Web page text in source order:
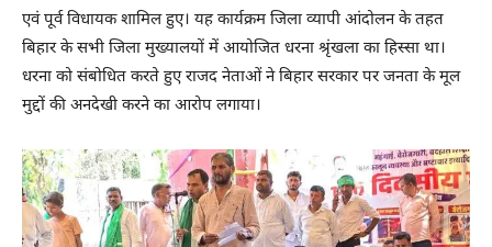
एवं पूर्व विधायक शामिल हुए। यह कार्यक्रम जिला व्यापी आंदोलन के तहत
बिहार के सभी जिला मुख्यालयों में आयोजित धरना श्रृंखला का हिस्सा था।
धरना को संबोधित करते हुए राजद नेताओं ने बिहार सरकार पर जनता के मूल
मुद्दों की अनदेखी करने का आरोप लगाया।